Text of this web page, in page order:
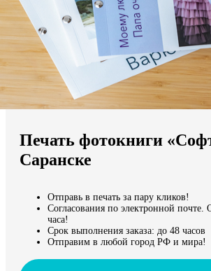
Мы доставляем по всему миру
Продолжить без города
Печать фотокниги
Саранске
Отправь в печать за пару кликов!
Согласования по электронной почте.
часа!
Срок выполнения заказа: до 48 часов
Отправим в любой город РФ и мира!